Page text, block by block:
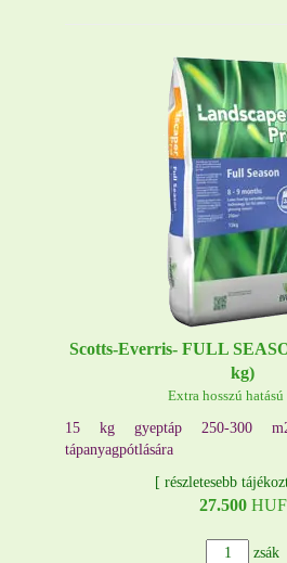
Scotts-Everris- FULL
kg)
Extra hosszú
15 kg gyeptáp 250-300
tápanyagpótlására
[ részletesebb
27.500HUF
zsák